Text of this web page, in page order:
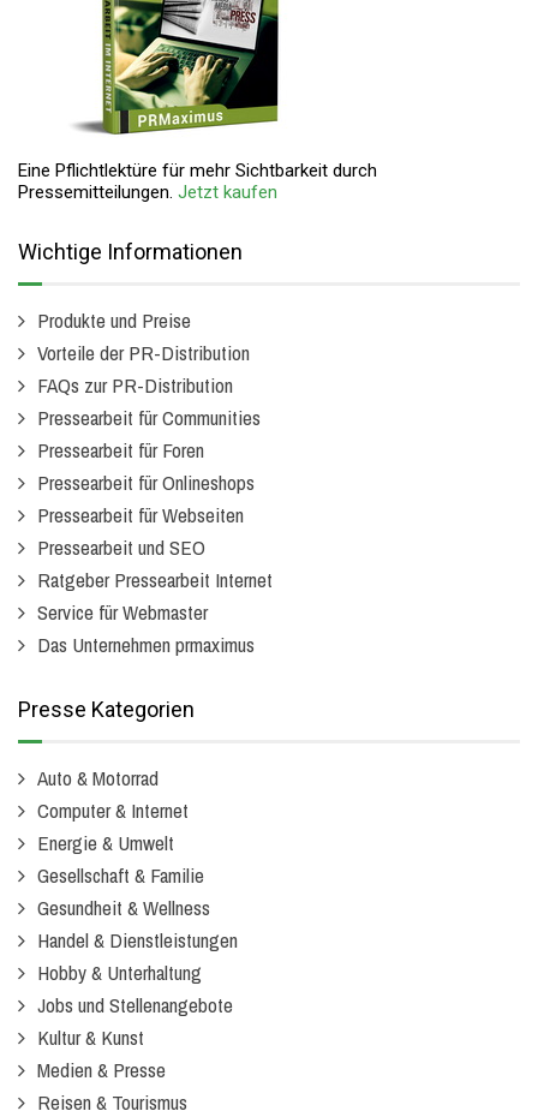
Eine Pflichtlektüre für mehr Sichtbarkeit durch
Pressemitteilungen. Jetzt kaufen
Wichtige Informationen
Produkte und Preise
Vorteile der PR-Distribution
FAQs zur PR-Distribution
Pressearbeit für Communities
Pressearbeit für Foren
Pressearbeit für Onlineshops
Pressearbeit für Webseiten
Pressearbeit und SEO
Ratgeber Pressearbeit Internet
Service für Webmaster
Das Unternehmen prmaximus
Presse Kategorien
Auto & Motorrad
Computer & Internet
Energie & Umwelt
Gesellschaft & Familie
Gesundheit & Wellness
Handel & Dienstleistungen
Hobby & Unterhaltung
Jobs und Stellenangebote
Kultur & Kunst
Medien & Presse
Reisen & Tourismus